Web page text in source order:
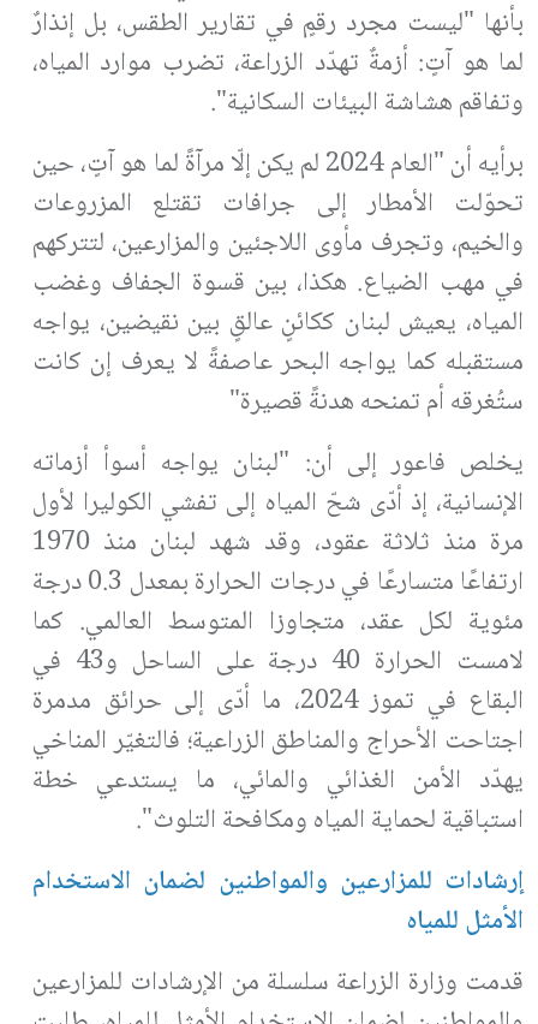
بأنها "ليست مجرد رقمٍ في تقارير الطقس، بل إنذارٌ
لما هو آتٍ: أزمةٌ تهدّد الزراعة، تضرب موارد المياه،
وتفاقم هشاشة البيئات السكانية".
برأيه أن "العام 2024 لم يكن إلّا مرآةً لما هو آتٍ، حين
تحوّلت الأمطار إلى جرافات تقتلع المزروعات
والخيم، وتجرف مأوى اللاجئين والمزارعين، لتتركهم
في مهب الضياع. هكذا، بين قسوة الجفاف وغضب
المياه، يعيش لبنان ككائنٍ عالقٍ بين نقيضين، يواجه
مستقبله كما يواجه البحر عاصفةً لا يعرف إن كانت
ستُغرقه أم تمنحه هدنةً قصيرة"
يخلص فاعور إلى أن: "لبنان يواجه أسوأ أزماته
الإنسانية، إذ أدّى شحّ المياه إلى تفشي الكوليرا لأول
مرة منذ ثلاثة عقود، وقد شهد لبنان منذ 1970
ارتفاعًا متسارعًا في درجات الحرارة بمعدل 0.3 درجة
مئوية لكل عقد، متجاوزا المتوسط العالمي. كما
لامست الحرارة 40 درجة على الساحل و43 في
البقاع في تموز 2024، ما أدّى إلى حرائق مدمرة
اجتاحت الأحراج والمناطق الزراعية؛ فالتغيّر المناخي
يهدّد الأمن الغذائي والمائي، ما يستدعي خطة
استباقية لحماية المياه ومكافحة التلوث".
إرشادات للمزارعين والمواطنين لضمان الاستخدام
الأمثل للمياه
قدمت وزارة الزراعة سلسلة من الإرشادات للمزارعين